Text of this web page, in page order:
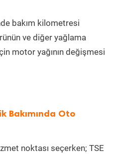
bakım kilometresi
ve diğer yağlama
motor yağının değişmesi
Bakımında Oto
noktası seçerken; TSE